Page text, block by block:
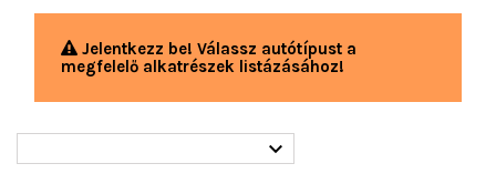
Jelentkezz be! Válassz autótípust a
megfelelő alkatrészek listázásához!
